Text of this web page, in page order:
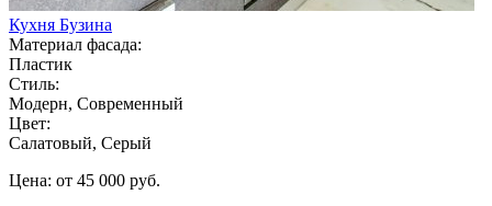
Кухня Бузина
Материал фасада:
Пластик
Стиль:
Модерн, Современный
Цвет:
Салатовый, Серый
Цена: от 45 000 руб.